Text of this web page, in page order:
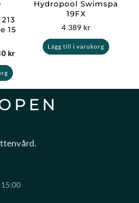
15
kr
Hydropool Swimspa
19FX
4 389 kr
Lägg till i varukorg